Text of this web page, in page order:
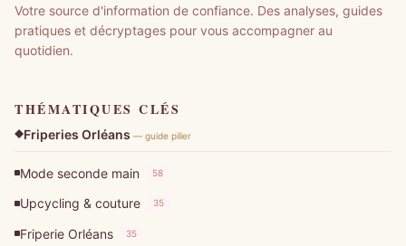
Votre source d'information de confiance. Des analyses, guides
pratiques et décryptages pour vous accompagner au
quotidien.
THÉMATIQUES CLÉS
Friperies Orléans — guide pilier
Mode seconde main 58
Upcycling & couture 35
Friperie Orléans 35